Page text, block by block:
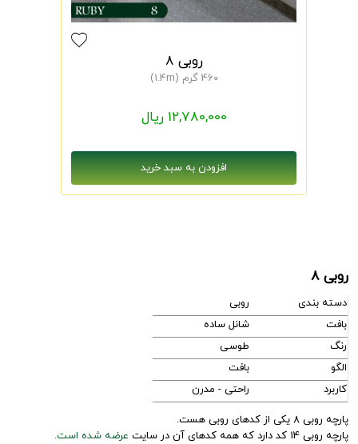
روبی 8
460 گرم (1.4m)
12,780,000 ریال
روبی 8
دسته بندی
روبی
بافت
شانل ساده
رنگ
طوسی
الگو
بافت
کاربرد
راحتی - مدرن
پارچه روبی 8 یکی از کدهای روبی هست.
پارچه روبی 14 کد دارد که همه کدهای آن در سایت
عرضه شده است.